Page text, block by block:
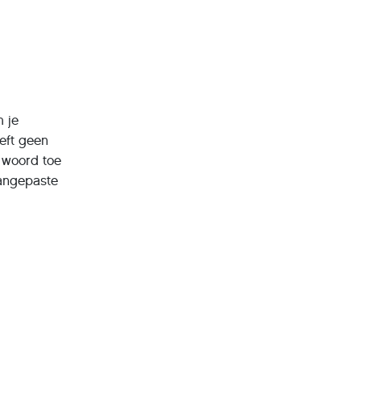
je
geen
toe